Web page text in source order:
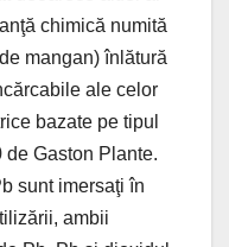
chimică numită
mangan) înlătură
ale celor
bazate pe tipul
Gaston Plante.
sunt imersaţi în
ambii